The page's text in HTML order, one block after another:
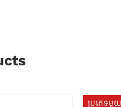
ប្រភេទមួ